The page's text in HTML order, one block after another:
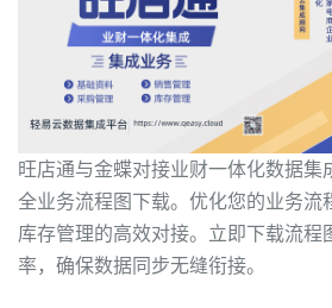
旺店通与金蝶对接业财一体化数据集
全业务流程图下载。优化您的业务流
库存管理的高效对接。立即下载流程
率，确保数据同步无缝衔接。